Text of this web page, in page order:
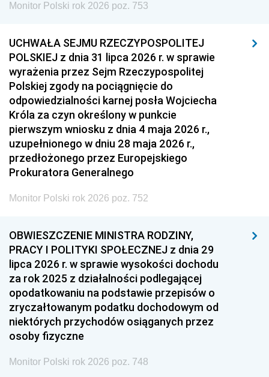
Monitor Polski rok 2026 poz. 753
UCHWAŁA SEJMU RZECZYPOSPOLITEJ
POLSKIEJ z dnia 31 lipca 2026 r. w sprawie
wyrażenia przez Sejm Rzeczypospolitej
Polskiej zgody na pociągnięcie do
odpowiedzialności karnej posła Wojciecha
Króla za czyn określony w punkcie
pierwszym wniosku z dnia 4 maja 2026 r.,
uzupełnionego w dniu 28 maja 2026 r.,
przedłożonego przez Europejskiego
Prokuratora Generalnego
Monitor Polski rok 2026 poz. 752
OBWIESZCZENIE MINISTRA RODZINY,
PRACY I POLITYKI SPOŁECZNEJ z dnia 29
lipca 2026 r. w sprawie wysokości dochodu
za rok 2025 z działalności podlegającej
opodatkowaniu na podstawie przepisów o
zryczałtowanym podatku dochodowym od
niektórych przychodów osiąganych przez
osoby fizyczne
Monitor Polski rok 2026 poz. 748